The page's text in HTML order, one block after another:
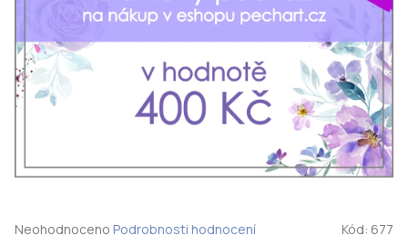
Průměrné
Neohodnoceno Podrobnosti hodnocení Kód: 677